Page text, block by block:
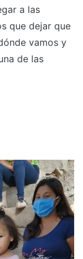
a las
que dejar que
vamos y
de las